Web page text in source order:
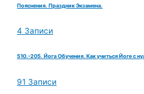
Пояснения. Праздник Экзамена.
4 Записи
510.-205. Йога Обучения. Как учиться Йоге с
91 Записи